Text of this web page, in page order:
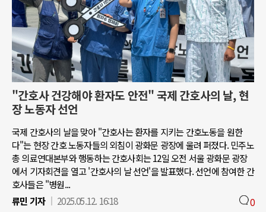
"간호사 건강해야 환자도 안전" 국제 간호사의 날, 현
장 노동자 선언
국제 간호사의 날을 맞아 "간호사는 환자를 지키는 간호노동을 원한
다"는 현장 간호 노동자들의 외침이 광화문 광장에 울려 퍼졌다. 민주노
총 의료연대본부와 행동하는 간호사회는 12일 오전 서울 광화문 광장
에서 기자회견을 열고 '간호사의 날 선언'을 발표했다. 선언에 참여한 간
호사들은 "병원...
류민 기자
2025.05.12. 16:18 0